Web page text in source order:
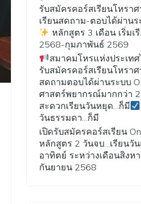
รับสมัครคอร์สเรียนโหรา
เรียนสดถาม-ตอบได้ผ่านร
หลักสูตร 3 เดือน เริ่มเ
2568-กุมภาพันธ์ 2569
สมาคมโหรแห่งประเทศ
รับสมัครคอร์สเรียนโหรา
สดถามตอบได้ผ่านระบบ
ศาสตร์พยากรณ์มากกว่า
สะดวกเรียนวันหยุด…ก็มี
วันธรรมดา…ก็มี
เปิดรับสมัครคอร์สเรียน
หลักสูตร 2 วันจบ…เรียนวัน
อาทิตย์ ระหว่างเดือนสิงห
กันยายน 2568